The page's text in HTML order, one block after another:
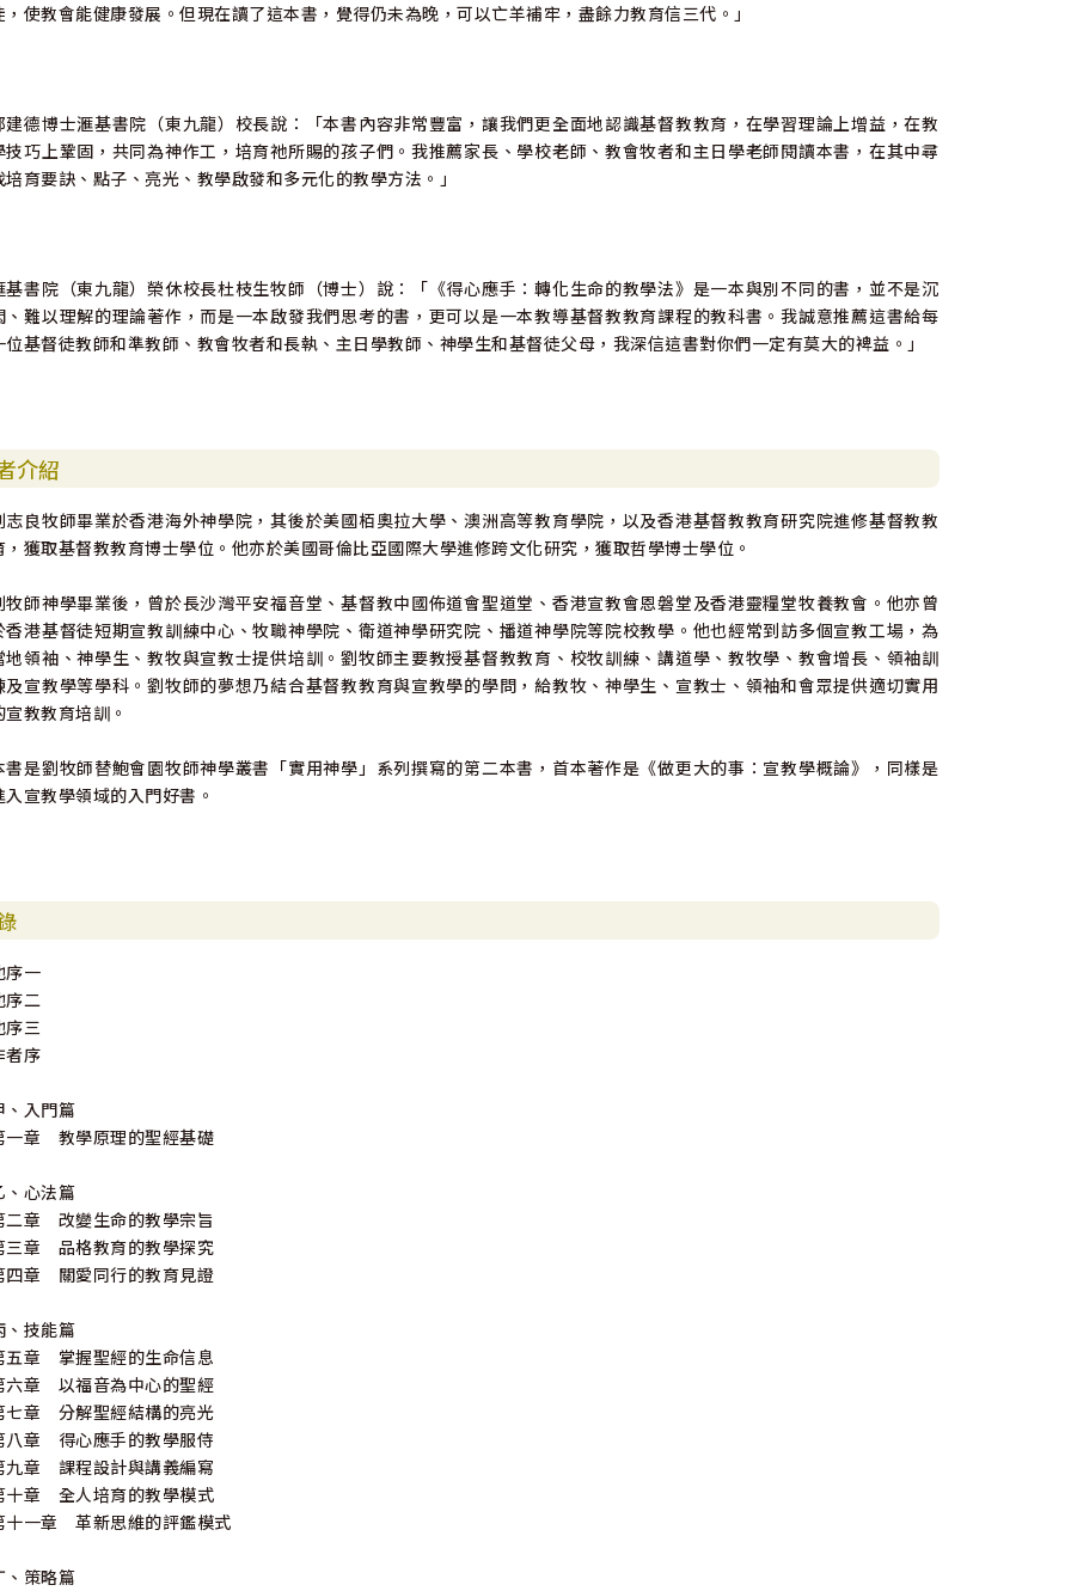
，使教會能健康發展。但現在讀了這本書，覺得仍未為晚，可以亡羊補牢，盡餘力教育信三代。」
建德博士滙基書院（東九龍）校長說：「本書內容非常豐富，讓我們更全面地認識基督教教育，在學習理論上增益，在教
技巧上鞏固，共同為神作工，培育祂所賜的孩子們。我推薦家長、學校老師、教會牧者和主日學老師閱讀本書，在其中尋
培育要訣、點子、亮光、教學啟發和多元化的教學方法。」
基書院（東九龍）榮休校長杜枝生牧師（博士）說：「《得心應手：轉化生命的教學法》是一本與別不同的書，並不是沉
、難以理解的理論著作，而是一本啟發我們思考的書，更可以是一本教導基督教教育課程的教科書。我誠意推薦這書給每
位基督徒教師和準教師、教會牧者和長執、主日學教師、神學生和基督徒父母，我深信這書對你們一定有莫大的裨益。」
介紹
志良牧師畢業於香港海外神學院，其後於美國栢奧拉大學、澳洲高等教育學院，以及香港基督教教育研究院進修基督教教
，獲取基督教教育博士學位。他亦於美國哥倫比亞國際大學進修跨文化研究，獲取哲學博士學位。
牧師神學畢業後，曾於長沙灣平安福音堂、基督教中國佈道會聖道堂、香港宣教會恩磐堂及香港靈糧堂牧養教會。他亦曾
香港基督徒短期宣教訓練中心、牧職神學院、衛道神學研究院、播道神學院等院校教學。他也經常到訪多個宣教工場，為
地領袖、神學生、教牧與宣教士提供培訓。劉牧師主要教授基督教教育、校牧訓練、講道學、教牧學、教會增長、領袖訓
及宣教學等學科。劉牧師的夢想乃結合基督教教育與宣教學的學問，給教牧、神學生、宣教士、領袖和會眾提供適切實用
宣教教育培訓。
書是劉牧師替鮑會園牧師神學叢書「實用神學」系列撰寫的第二本書，首本著作是《做更大的事：宣教學概論》，同樣是
入宣教學領域的入門好書。
序一
序二
序三
者序
、入門篇
一章 教學原理的聖經基礎
、心法篇
二章 改變生命的教學宗旨
三章 品格教育的教學探究
四章 關愛同行的教育見證
、技能篇
五章 掌握聖經的生命信息
六章 以福音為中心的聖經
七章 分解聖經結構的亮光
八章 得心應手的教學服侍
九章 課程設計與講義編寫
十章 全人培育的教學模式
十一章 革新思維的評鑑模式
、策略篇